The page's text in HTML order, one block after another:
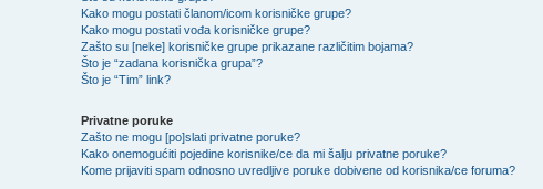
Kako mogu postati članom/icom korisničke grupe?
Kako mogu postati vođa korisničke grupe?
Zašto su [neke] korisničke grupe prikazane različitim bojama?
Što je “zadana korisnička grupa”?
Što je “Tim” link?
Privatne poruke
Zašto ne mogu [po]slati privatne poruke?
Kako onemogućiti pojedine korisnike/ce da mi šalju privatne poruke?
Kome prijaviti spam odnosno uvredljive poruke dobivene od korisnika/ce foruma?